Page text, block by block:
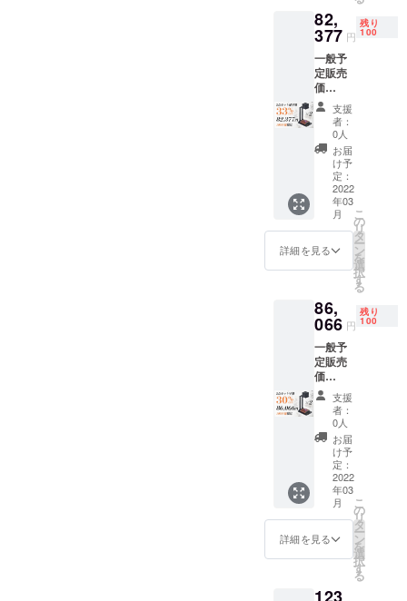
書×1点
■作品立
て×1点
■練習用
木板/紙
×各3点
※送料込
み（日
本国内
限定）
本体×2
点 ■折
り畳み
式スタ
ンド×2
点
■USB（
Type-
C）ケー
ブル×2
点 ■
レー
ザー専
用シー
ルド×2
点 ■遮
光ゴー
扱説明
書×2点
■作品立
て×2点
■練習用
木板/紙
×各6点
※送料込
み（日
本国内
限定）
82,
377 円
残り
100
一般予
定販売
価
格:122,
951円
（税
込） →
超早割
82,377
円（税
込） 内
容物：
■「LAS
ERCUB
E 100」
本体×2
り畳み
式スタ
ンド×2
点
■USB（
Type-
C）ケー
ブル×2
点 ■
レー
ザー専
用シー
ルド×2
点 ■遮
光ゴー
グル×2
点 ■日
■作品立
支援
者：
0人
お届
け予
定：
2022
年03
月
詳細を見る
こ
の
リ
タ
ー
ン
を
選
択
す
る
86,
066 円
残り
100
一般予
定販売
価
格:122,
951円
（税
込） →
早割価
格：
86,066
円（税
込） 内
容物：
■「LAS
ERCUB
E 100」
点 ■折
支援
者：
0人
お届
け予
定：
2022
年03
月
詳細を見る
こ
の
リ
タ
ー
ン
を
選
択
す
る
123